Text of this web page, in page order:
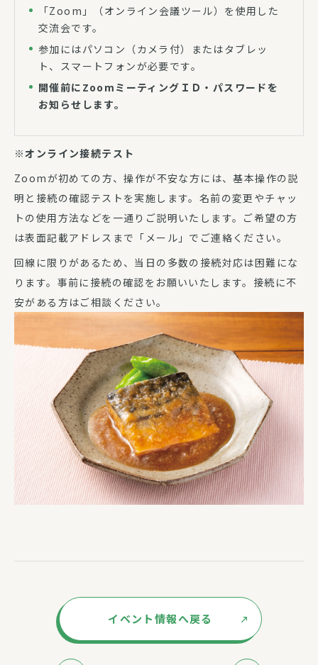
「Zoom」（オンライン会議ツール）を使用した
交流会です。
参加にはパソコン（カメラ付）またはタブレッ
ト、スマートフォンが必要です。
開催前にZoomミーティングＩＤ・パスワードを
お知らせします。
※オンライン接続テスト
Zoomが初めての方、操作が不安な方には、基本操作の説
明と接続の確認テストを実施します。名前の変更やチャッ
トの使用方法などを一通りご説明いたします。ご希望の方
は表面記載アドレスまで「メール」でご連絡ください。
回線に限りがあるため、当日の多数の接続対応は困難にな
ります。事前に接続の確認をお願いいたします。接続に不
安がある方はご相談ください。
イベント情報へ戻る